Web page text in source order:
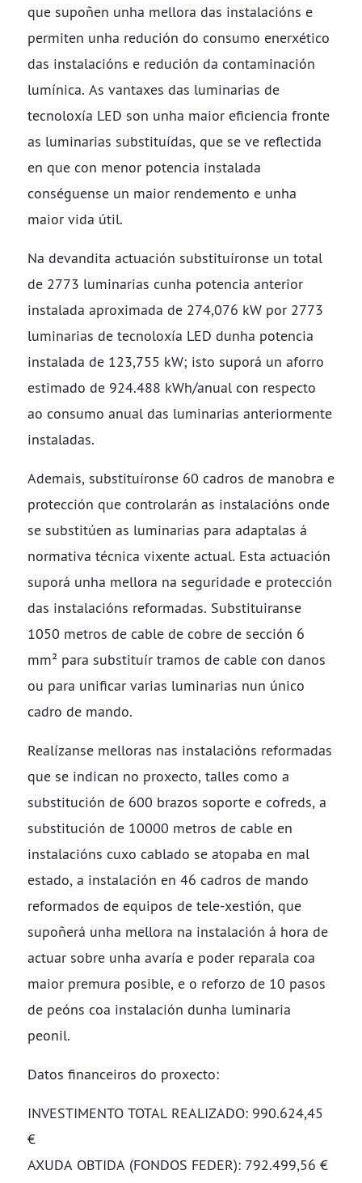
que supoñen unha mellora das instalacións e
permiten unha redución do consumo enerxético
das instalacións e redución da contaminación
lumínica. As vantaxes das luminarias de
tecnoloxía LED son unha maior eficiencia fronte
as luminarias substituídas, que se ve reflectida
en que con menor potencia instalada
conséguense un maior rendemento e unha
maior vida útil.
Na devandita actuación substituíronse un total
de 2773 luminarias cunha potencia anterior
instalada aproximada de 274,076 kW por 2773
luminarias de tecnoloxía LED dunha potencia
instalada de 123,755 kW; isto suporá un aforro
estimado de 924.488 kWh/anual con respecto
ao consumo anual das luminarias anteriormente
instaladas.
Ademais, substituíronse 60 cadros de manobra e
protección que controlarán as instalacións onde
se substitúen as luminarias para adaptalas á
normativa técnica vixente actual. Esta actuación
suporá unha mellora na seguridade e protección
das instalacións reformadas. Substituiranse
1050 metros de cable de cobre de sección 6
mm² para substituír tramos de cable con danos
ou para unificar varias luminarias nun único
cadro de mando.
Realízanse melloras nas instalacións reformadas
que se indican no proxecto, talles como a
substitución de 600 brazos soporte e cofreds, a
substitución de 10000 metros de cable en
instalacións cuxo cablado se atopaba en mal
estado, a instalación en 46 cadros de mando
reformados de equipos de tele-xestión, que
supoñerá unha mellora na instalación á hora de
actuar sobre unha avaría e poder reparala coa
maior premura posible, e o reforzo de 10 pasos
de peóns coa instalación dunha luminaria
peonil.
Datos financeiros do proxecto:
INVESTIMENTO TOTAL REALIZADO: 990.624,45
€
AXUDA OBTIDA (FONDOS FEDER): 792.499,56 €